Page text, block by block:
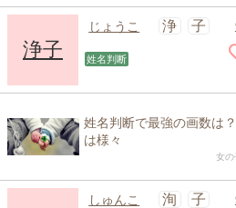
浄子
じょうこ 浄 子
姓名判断
姓名判断で最強の画数は
は様々
女の
しゅんこ 洵 子